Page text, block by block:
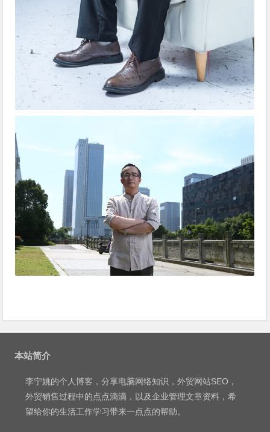
本站简介
李宁姚的个人博客，分享电脑网络知识，外贸网站SEO，
外贸销售过程中的点点滴滴，以及企业管理文章资料，希
望给你的生活工作学习带来一点点的帮助。